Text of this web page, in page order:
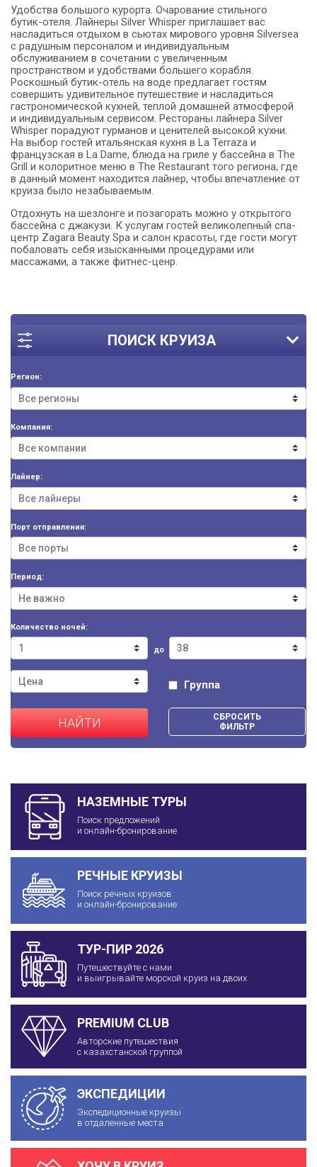
ПОИСК КРУИЗА
Регион:
Компания:
Лайнер:
Порт отправления:
Период:
Количество ночей:
до
Группа
НАЙТИ
СБРОСИТЬ
ФИЛЬТР
НАЗЕМНЫЕ ТУРЫ
Поиск предложений
и онлайн-бронирование
РЕЧНЫЕ КРУИЗЫ
Поиск речных круизов
и онлайн-бронирование
ТУР-ПИР 2026
Путешествуйте с нами
и выигрывайте морской круиз на двоих
PREMIUM CLUB
Авторские путешествия
с казахстанской группой
ЭКСПЕДИЦИИ
Экспедиционные круизы
в отдаленные места
Удобства большого курорта. Очарование стильного
бутик-отеля. Лайнеры Silver Whisper приглашает вас
насладиться отдыхом в сьютах мирового уровня Silversea
с радушным персоналом и индивидуальным
обслуживанием в сочетании с увеличенным
пространством и удобствами большего корабля.
Роскошный бутик-отель на воде предлагает гостям
совершить удивительное путешествие и насладиться
гастрономической кухней, теплой домашней атмосферой
и индивидуальным сервисом. Рестораны лайнера Silver
Whisper порадуют гурманов и ценителей высокой кухни.
На выбор гостей итальянская кухня в La Terraza и
французская в La Dame, блюда на гриле у бассейна в The
Grill и колоритное меню в The Restaurant того региона, где
в данный момент находится лайнер, чтобы впечатление от
круиза было незабываемым.
Отдохнуть на шезлонге и позагорать можно у открытого
бассейна с джакузи. К услугам гостей великолепный спа-
центр Zagara Beauty Spa и салон красоты, где гости могут
побаловать себя изысканными процедурами или
массажами, а также фитнес-ценр.